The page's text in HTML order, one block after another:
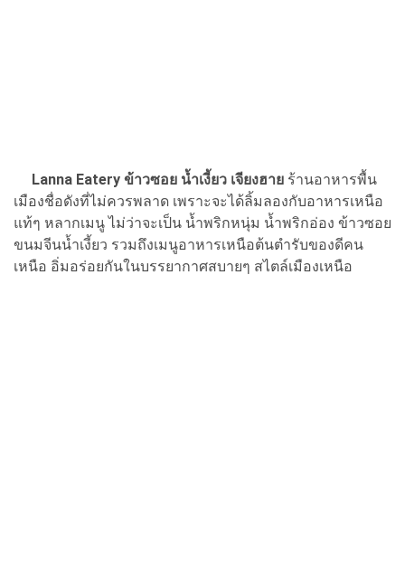
Lanna Eatery ข้าวซอย น้ำเงี้ยว เจียงฮาย ร้านอาหารพื้น
เมืองชื่อดังที่ไม่ควรพลาด เพราะจะได้ลิ้มลองกับอาหารเหนือ
แท้ๆ หลากเมนู ไม่ว่าจะเป็น น้ำพริกหนุ่ม น้ำพริกอ่อง ข้าวซอย
ขนมจีนน้ำเงี้ยว รวมถึงเมนูอาหารเหนือต้นตำรับของดีคน
เหนือ อิ่มอร่อยกันในบรรยากาศสบายๆ สไตล์เมืองเหนือ